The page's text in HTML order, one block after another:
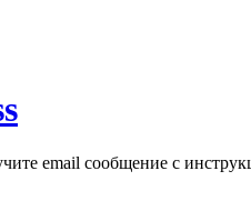
email сообщение с